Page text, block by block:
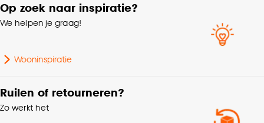
Kleurtint
Op zoek naar inspiratie?
We helpen je graag!
Wooninspiratie
Ruilen of retourneren?
Zo werkt het